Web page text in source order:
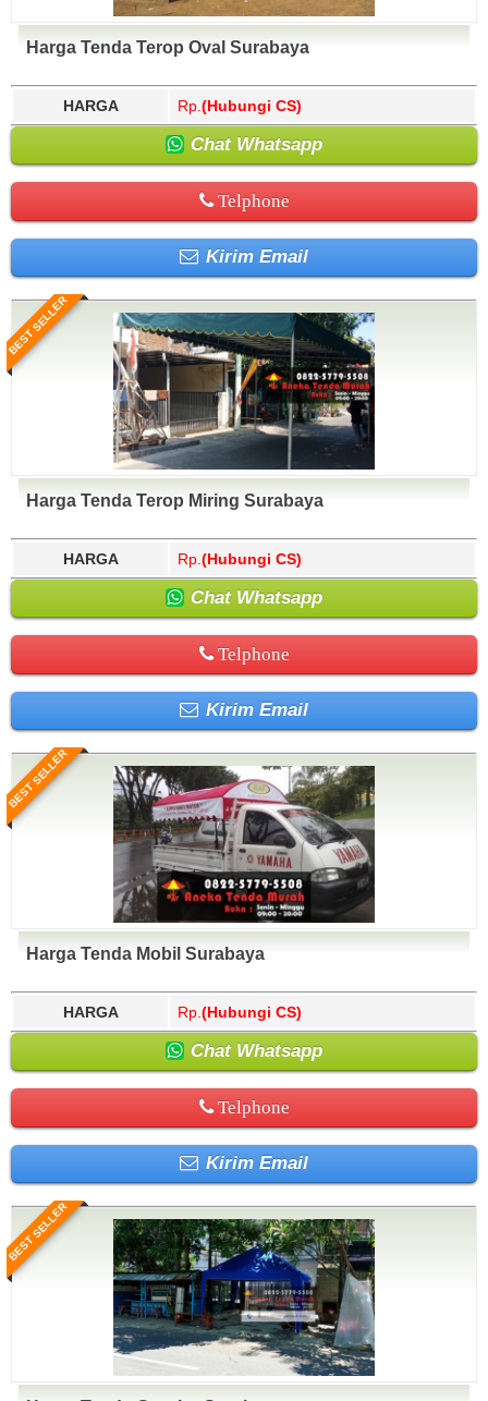
Harga Tenda Terop Oval Surabaya
HARGA Rp. (Hubungi CS)
Chat Whatsapp
Telphone
Kirim Email
BEST SELLER
Harga Tenda Terop Miring Surabaya
HARGA Rp. (Hubungi CS)
Chat Whatsapp
Telphone
Kirim Email
BEST SELLER
Harga Tenda Mobil Surabaya
HARGA Rp. (Hubungi CS)
Chat Whatsapp
Telphone
Kirim Email
BEST SELLER